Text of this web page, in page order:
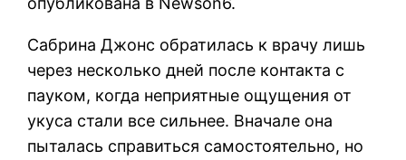
Сабрина Джонс обратилась к врачу лишь
через несколько дней после контакта с
пауком, когда неприятные ощущения от
укуса стали все сильнее. Вначале она
пыталась справиться самостоятельно, но